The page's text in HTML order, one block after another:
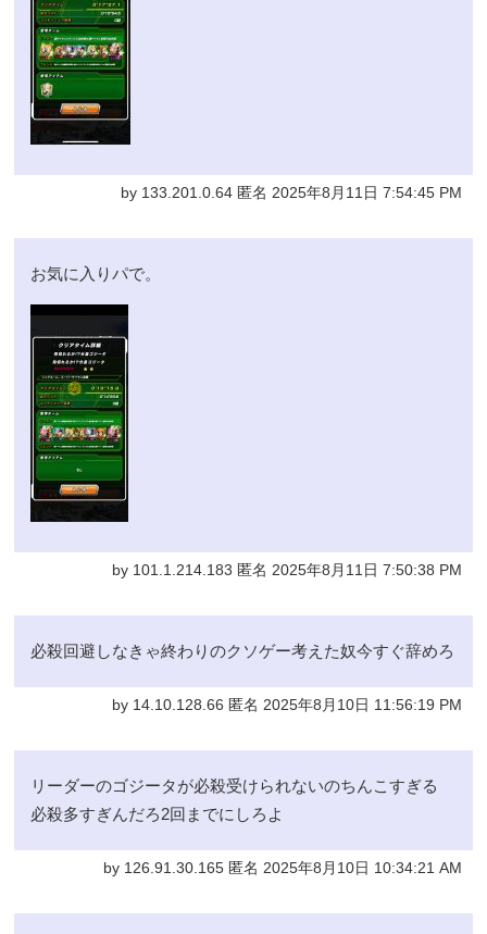
by 133.201.0.64 匿名 2025年8月11日 7:54:45 PM
お気に入りパで。
by 101.1.214.183 匿名 2025年8月11日 7:50:38 PM
必殺回避しなきゃ終わりのクソゲー考えた奴今すぐ辞めろ
by 14.10.128.66 匿名 2025年8月10日 11:56:19 PM
リーダーのゴジータが必殺受けられないのちんこすぎる
必殺多すぎんだろ2回までにしろよ
by 126.91.30.165 匿名 2025年8月10日 10:34:21 AM